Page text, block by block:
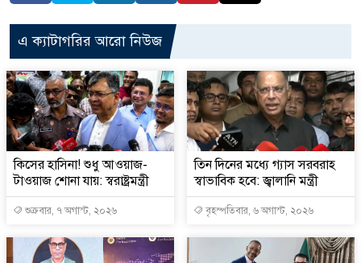
এ ক্যাটাগরির আরো নিউজ
কিসের হাসিনা! শুধু আওয়াজ-
টাওয়াজ শোনা যায়: স্বরাষ্ট্রমন্ত্রী
শুক্রবার, ৭ অগাস্ট, ২০২৬
তিন দিনের মধ্যে গ্যাস সরবরাহ
স্বাভাবিক হবে: জ্বালানি মন্ত্রী
বৃহস্পতিবার, ৬ অগাস্ট, ২০২৬